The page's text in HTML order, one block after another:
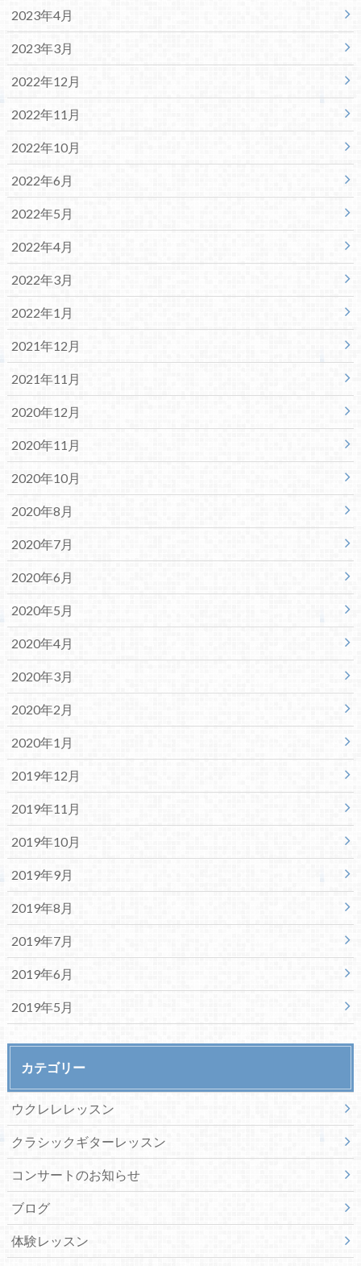
2023年4月
2023年3月
2022年12月
2022年11月
2022年10月
2022年6月
2022年5月
2022年4月
2022年3月
2022年1月
2021年12月
2021年11月
2020年12月
2020年11月
2020年10月
2020年8月
2020年7月
2020年6月
2020年5月
2020年4月
2020年3月
2020年2月
2020年1月
2019年12月
2019年11月
2019年10月
2019年9月
2019年8月
2019年7月
2019年6月
2019年5月
カテゴリー
ウクレレレッスン
クラシックギターレッスン
コンサートのお知らせ
ブログ
体験レッスン